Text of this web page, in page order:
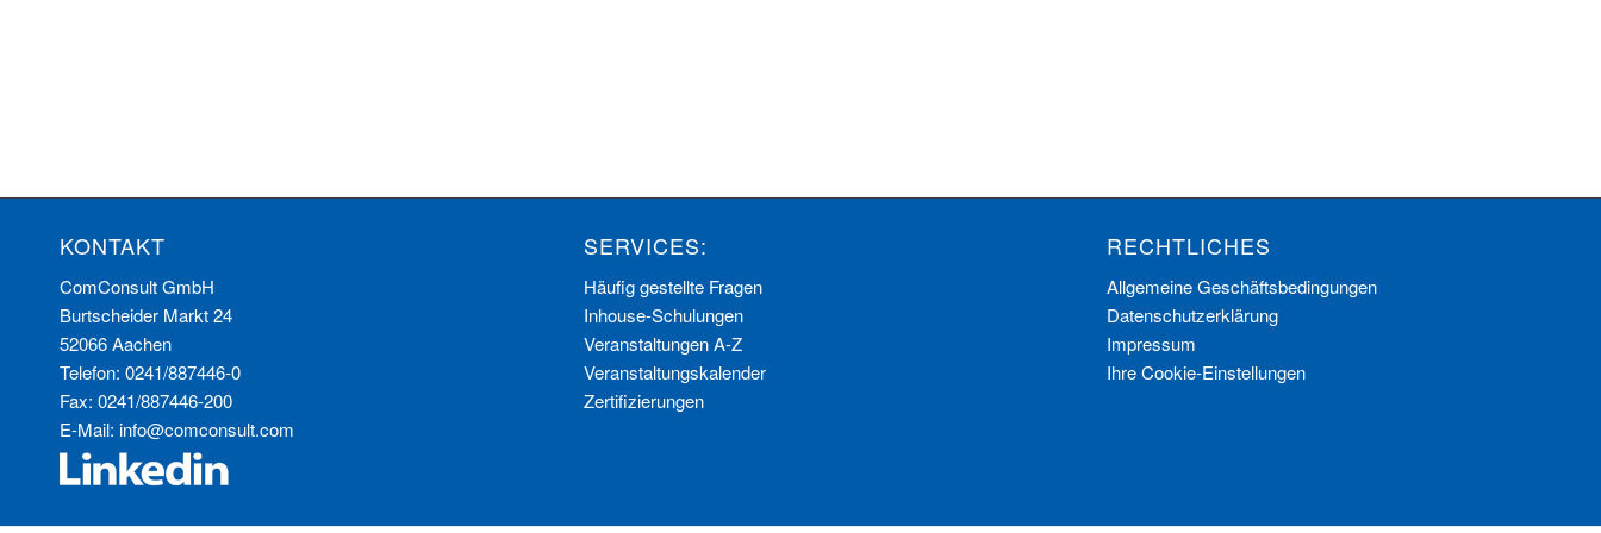
KONTAKT
ComConsult GmbH
Burtscheider Markt 24
52066 Aachen
Telefon: 0241/887446-0
Fax: 0241/887446-200
E-Mail: info@comconsult.com
SERVICES:
Häufig gestellte Fragen
Inhouse-Schulungen
Veranstaltungen A-Z
Veranstaltungskalender
Zertifizierungen
RECHTLICHES
Allgemeine Geschäftsbedingungen
Datenschutzerklärung
Impressum
Ihre Cookie-Einstellungen